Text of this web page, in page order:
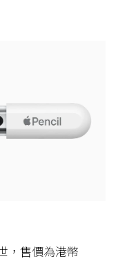
，售價為港幣